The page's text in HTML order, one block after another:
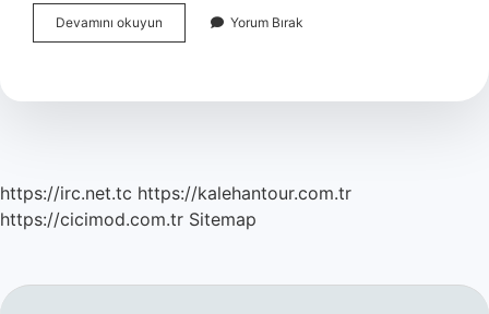
Devamını okuyun Altındağ
Örnek
Otobüs
Yorum Bırak
https://irc.net.tc https://kalehantour.com.tr
https://cicimod.com.tr Sitemap